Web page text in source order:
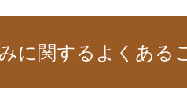
に関するよくある